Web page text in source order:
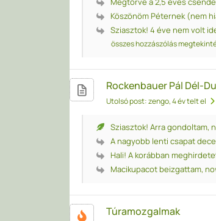
Köszönöm Péternek (nem
Sziasztok! 4 éve nem volt
összes hozzászólás
Rockenbauer Pál Dél-
Utolsó post: zengo, 4 év telt el
Sziasztok! Arra gondoltam,
A nagyobb lenti csapat
Hali! A korábban
Macikupacot beizgattam,
Túramozgalmak